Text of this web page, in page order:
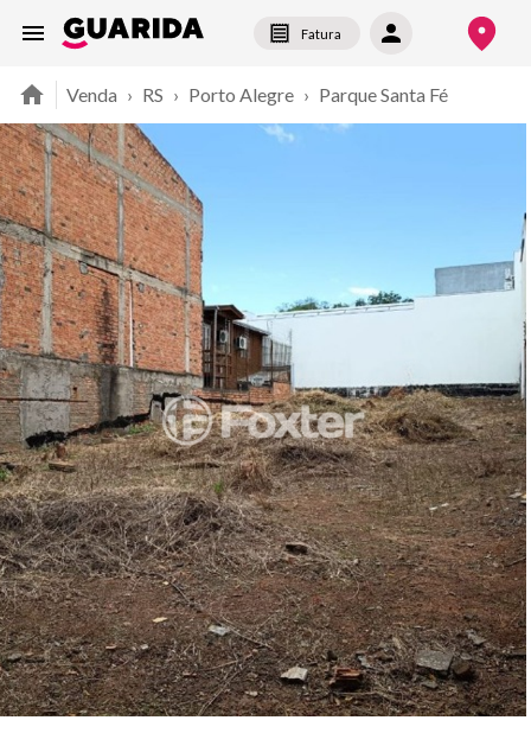
Fatura
Venda › RS › Porto Alegre › Parque Santa Fé